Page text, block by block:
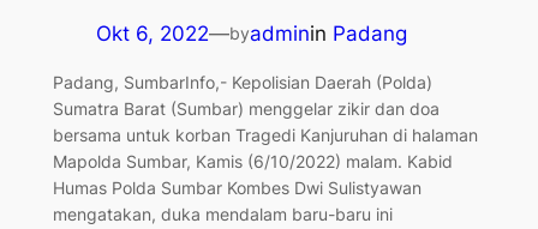
Okt 6, 2022—byadminin Padang
Padang, SumbarInfo,- Kepolisian Daerah (Polda)
Sumatra Barat (Sumbar) menggelar zikir dan doa
bersama untuk korban Tragedi Kanjuruhan di halaman
Mapolda Sumbar, Kamis (6/10/2022) malam. Kabid
Humas Polda Sumbar Kombes Dwi Sulistyawan
mengatakan, duka mendalam baru-baru ini